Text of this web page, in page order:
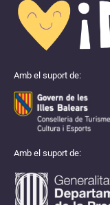
Amb el suport de:
Amb el suport de: